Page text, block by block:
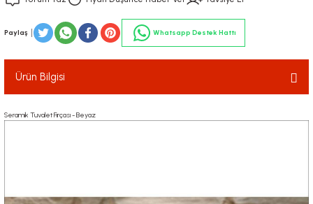
Paylaş Whatsapp Destek Hattı
Ürün Bilgisi
Seramik Tuvalet Fırçası - Beyaz